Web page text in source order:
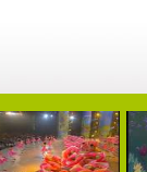
03:30